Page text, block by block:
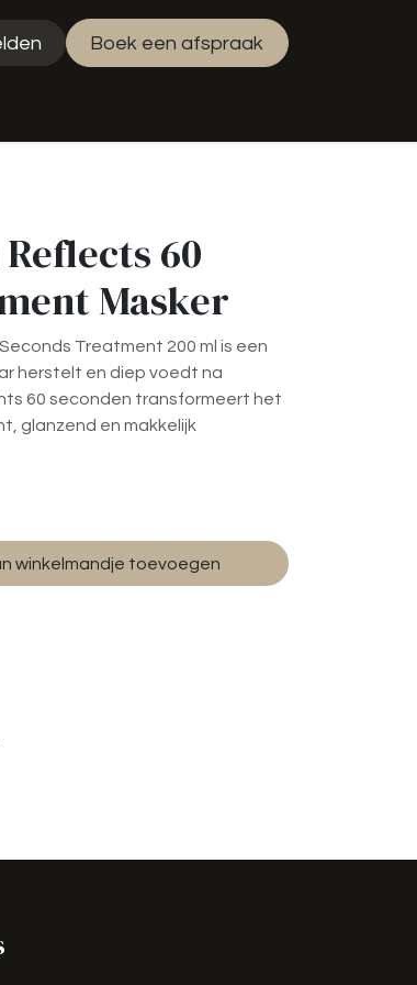
Boek een afspraak
60
Masker
Treatment 200 ml is een
herstelt en diep voedt na
60 seconden transformeert het
glanzend en makkelijk
winkelmandje toevoegen